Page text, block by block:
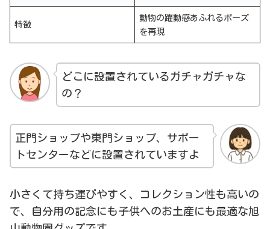
特徴
動物の躍動感あふれるポーズ
を再現
どこに設置されているガチャガチャな
の？
正門ショップや東門ショップ、サポー
トセンターなどに設置されていますよ
小さくて持ち運びやすく、コレクション性も高いの
で、自分用の記念にも子供へのお土産にも最適な旭